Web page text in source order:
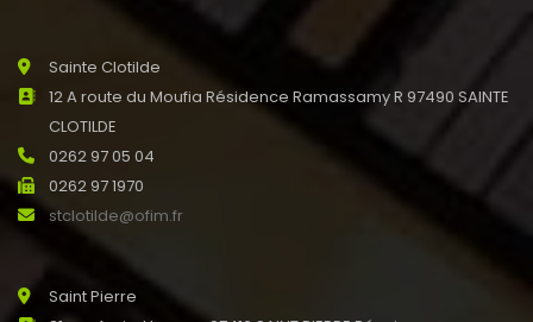
Sainte Clotilde
12 A route du Moufia Résidence Ramassamy R 97490 SAINTE
CLOTILDE
0262 97 05 04
0262 97 1970
stclotilde@ofim.fr
Saint Pierre